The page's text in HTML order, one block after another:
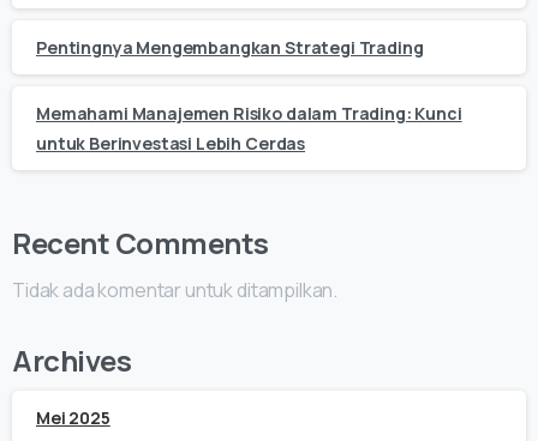
Pentingnya Mengembangkan Strategi Trading
Memahami Manajemen Risiko dalam Trading: Kunci
untuk Berinvestasi Lebih Cerdas
Recent Comments
Tidak ada komentar untuk ditampilkan.
Archives
Mei 2025